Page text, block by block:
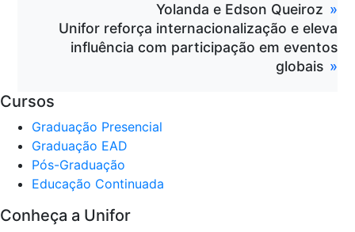
Yolanda e Edson Queiroz
Unifor reforça internacionalização e eleva
influência com participação em eventos
globais
Cursos
Graduação Presencial
Graduação EAD
Pós-Graduação
Educação Continuada
Conheça a Unifor